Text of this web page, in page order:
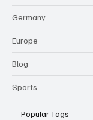
Germany
Europe
Blog
Sports
Popular Tags